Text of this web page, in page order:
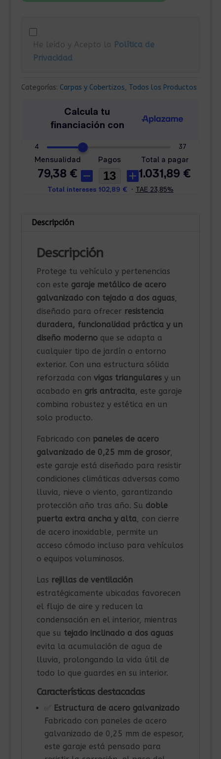
cm
cantidad
He leído y Acepto la Política de
Privacidad
Categorías: Carpas y Cobertizos, Todos los Productos
Descripción
Descripción
Protege tu vehículo y pertenencias
con este garaje metálico de acero
galvanizado con tejado a dos aguas,
diseñado para ofrecer resistencia
duradera, funcionalidad práctica y un
diseño modernoque se adapta a
cualquier tipo de jardín o entorno
exterior. Con una estructura sólida
reforzada con vigas triangularesy un
acabado en gris antracita, este garaje
combina robustez y estética en un
solo producto.
Fabricado con paneles de acero
galvanizado de 0,25 mm de grosor,
este garaje está diseñado para resistir
condiciones climáticas adversas como
lluvia, nieve o viento, garantizando
protección año tras año. Su doble
puerta extra ancha y alta, con cierre
de acero inoxidable, permite un
acceso cómodo incluso para vehículos
o equipos voluminosos.
Las rejillas de ventilación
estratégicamente ubicadas favorecen
el flujo de aire y reducen la
condensación en el interior, mientras
que su tejado inclinado a dos aguas
evita la acumulación de agua de
lluvia, prolongando la vida útil de
todo lo que guardes en su interior.
Características destacadas
✅ Estructura de acero galvanizado
Fabricado con paneles de acero
galvanizado de 0,25 mm de espesor,
este garaje está pensado para